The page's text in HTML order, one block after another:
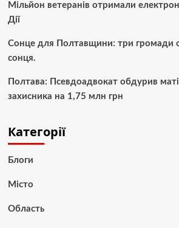
Мільйон ветеранів отримали
Дії
Сонце для Полтавщини: три громади
сонця.
Полтава: Псевдоадвокат обдурив
захисника на 1,75 млн грн
Категорії
Блоги
Місто
Область